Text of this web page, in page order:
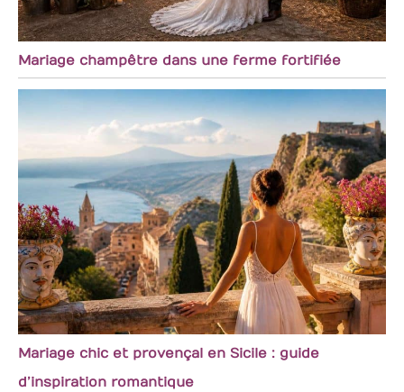
Mariage champêtre dans une ferme fortifiée
Mariage chic et provençal en Sicile : guide
d’inspiration romantique